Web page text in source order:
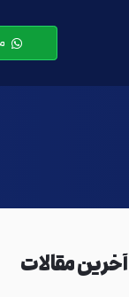
آخرین مقالات